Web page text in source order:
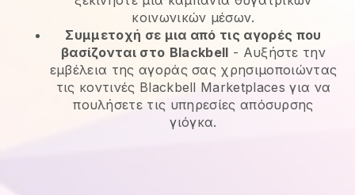
κοινωνικών μέσων.
Συμμετοχή σε μια από τις αγορές που
βασίζονται στο Blackbell - Αυξήστε την
εμβέλεια της αγοράς σας χρησιμοποιώντας
τις κοντινές Blackbell Marketplaces για να
πουλήσετε τις υπηρεσίες απόσυρσης
γιόγκα.